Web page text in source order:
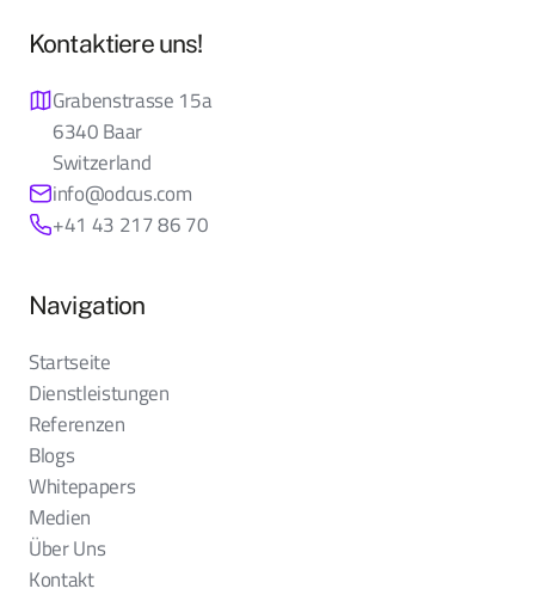
Kontaktiere uns!
Grabenstrasse 15a
6340 Baar
Switzerland
info@odcus.com
+41 43 217 86 70
Navigation
Startseite
Dienstleistungen
Referenzen
Blogs
Whitepapers
Medien
Über Uns
Kontakt